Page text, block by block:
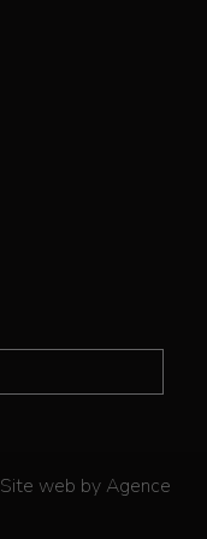
Site web by Agence